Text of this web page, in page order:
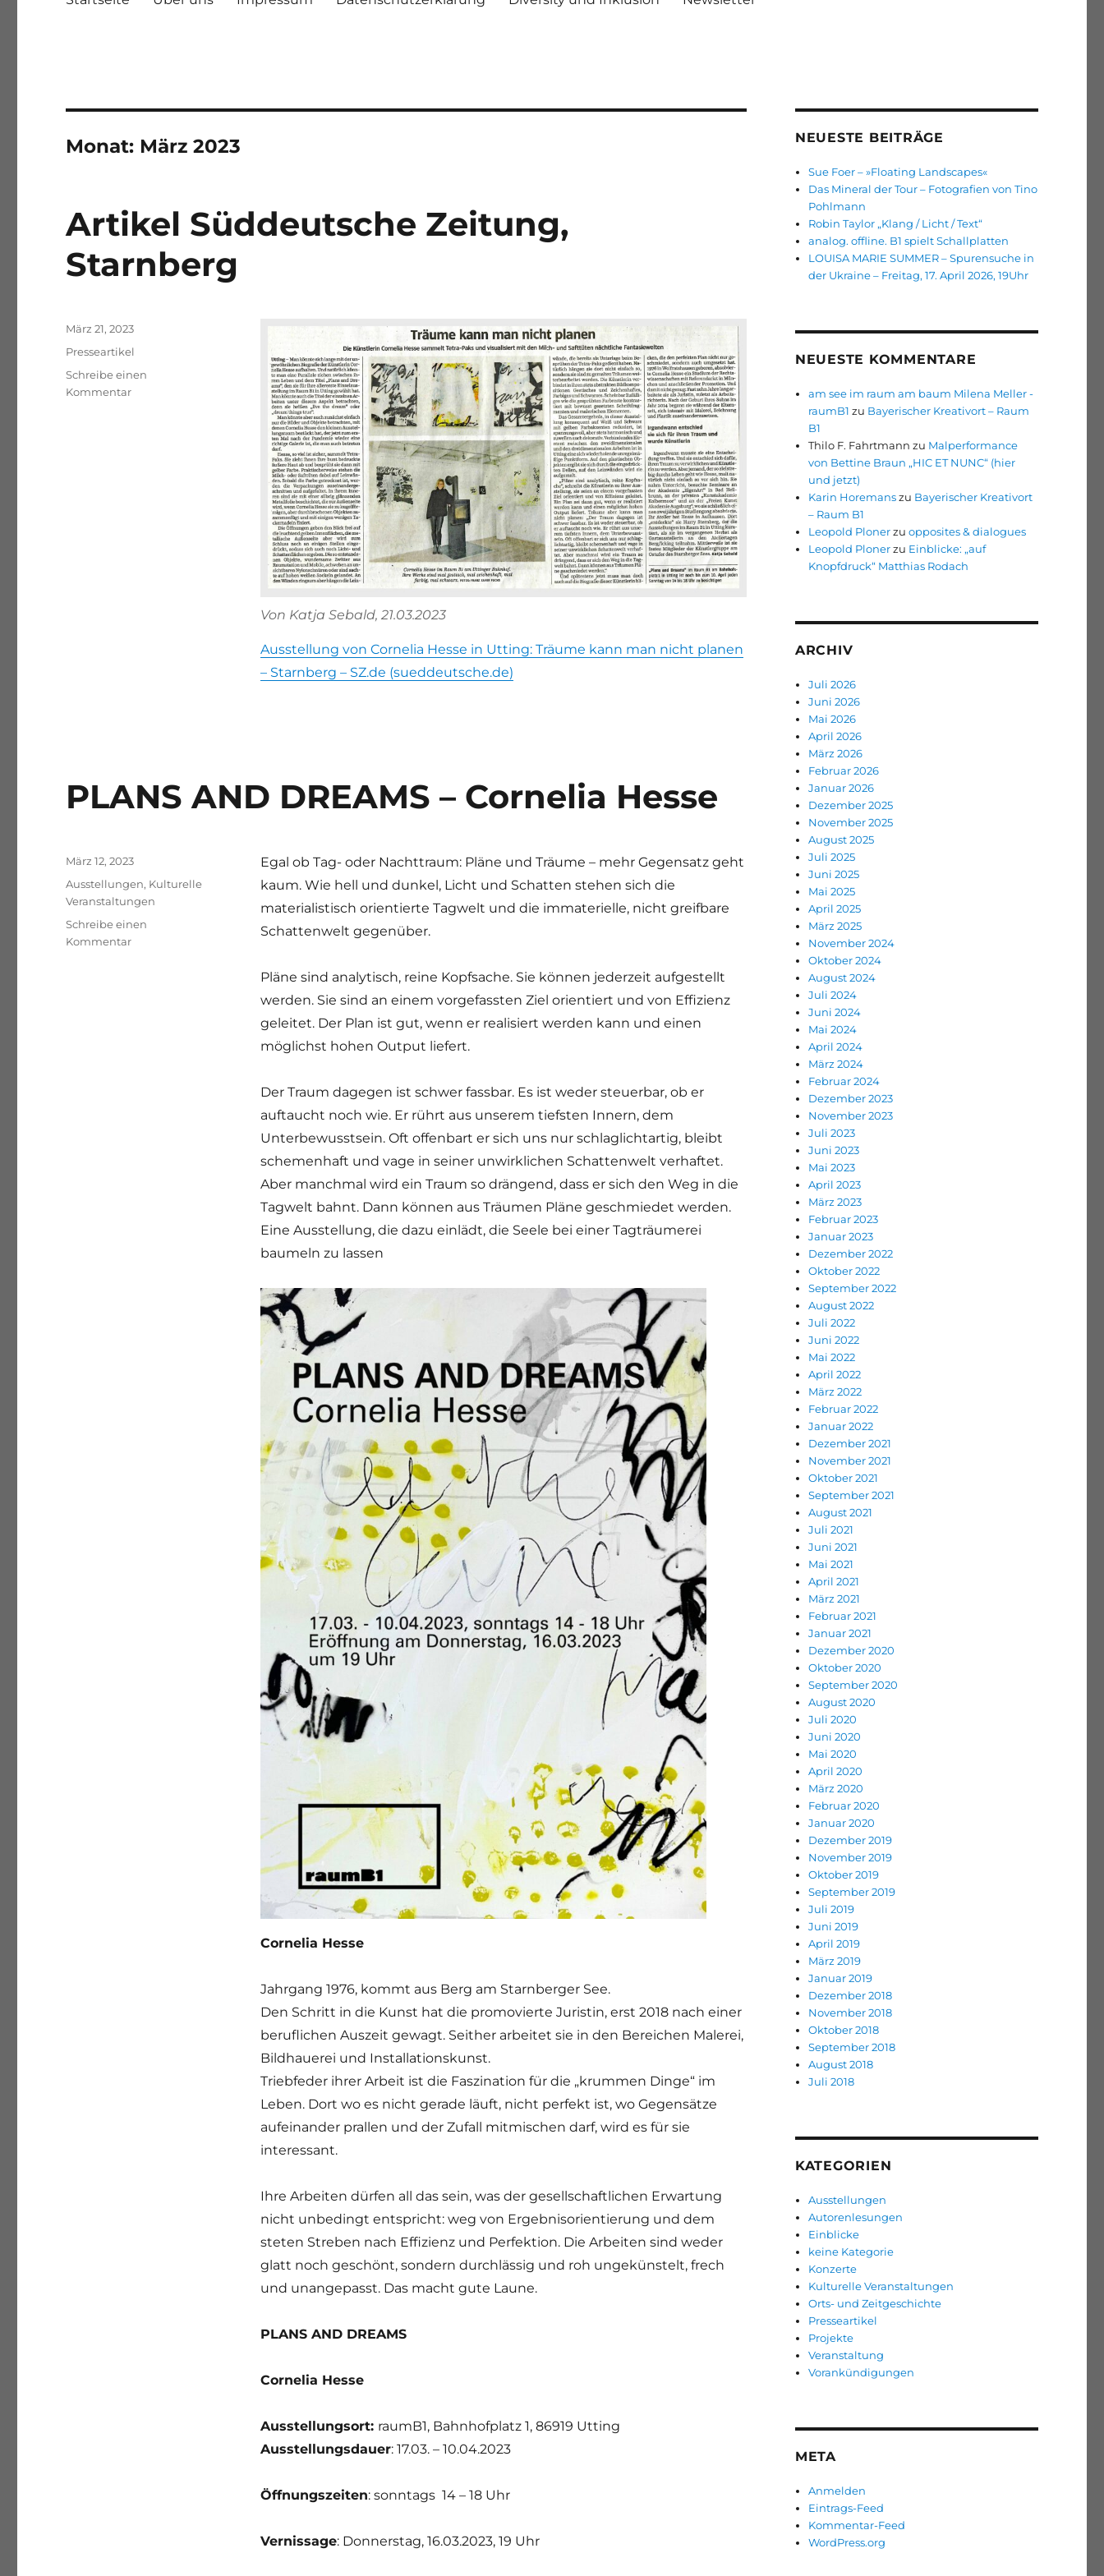
Monat: März 2023
Artikel Süddeutsche Zeitung,
Starnberg
Von Katja Sebald, 21.03.2023
Ausstellung von Cornelia Hesse in Utting: Träume kann man nicht planen
– Starnberg – SZ.de (sueddeutsche.de)
Veröffentlicht
März 21, 2023
Kategorien
Presseartikel
Schreibe einen
Kommentarzu
PLANS AND DREAMS – Cornelia Hesse
Egal ob Tag- oder Nachttraum: Pläne und Träume – mehr Gegensatz geht
kaum. Wie hell und dunkel, Licht und Schatten stehen sich die
materialistisch orientierte Tagwelt und die immaterielle, nicht greifbare
Schattenwelt gegenüber.
Pläne sind analytisch, reine Kopfsache. Sie können jederzeit aufgestellt
werden. Sie sind an einem vorgefassten Ziel orientiert und von Effizienz
geleitet. Der Plan ist gut, wenn er realisiert werden kann und einen
möglichst hohen Output liefert.
Der Traum dagegen ist schwer fassbar. Es ist weder steuerbar, ob er
auftaucht noch wie. Er rührt aus unserem tiefsten Innern, dem
Unterbewusstsein. Oft offenbart er sich uns nur schlaglichtartig, bleibt
schemenhaft und vage in seiner unwirklichen Schattenwelt verhaftet.
Aber manchmal wird ein Traum so drängend, dass er sich den Weg in die
Tagwelt bahnt. Dann können aus Träumen Pläne geschmiedet werden.
Eine Ausstellung, die dazu einlädt, die Seele bei einer Tagträumerei
baumeln zu lassen
Cornelia Hesse
Jahrgang 1976, kommt aus Berg am Starnberger See.
Den Schritt in die Kunst hat die promovierte Juristin, erst 2018 nach einer
beruflichen Auszeit gewagt. Seither arbeitet sie in den Bereichen Malerei,
Bildhauerei und Installationskunst.
Triebfeder ihrer Arbeit ist die Faszination für die „krummen Dinge“ im
Leben. Dort wo es nicht gerade läuft, nicht perfekt ist, wo Gegensätze
aufeinander prallen und der Zufall mitmischen darf, wird es für sie
interessant.
Ihre Arbeiten dürfen all das sein, was der gesellschaftlichen Erwartung
nicht unbedingt entspricht: weg von Ergebnisorientierung und dem
steten Streben nach Effizienz und Perfektion. Die Arbeiten sind weder
glatt noch geschönt, sondern durchlässig und roh ungekünstelt, frech
und unangepasst. Das macht gute Laune.
PLANS AND DREAMS
Cornelia Hesse
Ausstellungsort: raumB1, Bahnhofplatz 1, 86919 Utting
Ausstellungsdauer: 17.03. – 10.04.2023
Öffnungszeiten: sonntags 14 – 18 Uhr
Vernissage: Donnerstag, 16.03.2023, 19 Uhr
Veröffentlicht
März 12, 2023
Kategorien
Ausstellungen, Kulturelle
Veranstaltungen
Schreibe einen
Kommentarzu
NEUESTE BEITRÄGE
Sue Foer – »Floating Landscapes«
Das Mineral der Tour – Fotografien von Tino
Pohlmann
Robin Taylor „Klang / Licht / Text“
analog. offline. B1 spielt Schallplatten
LOUISA MARIE SUMMER – Spurensuche in
der Ukraine – Freitag, 17. April 2026, 19Uhr
NEUESTE KOMMENTARE
am see im raum am baum Milena Meller -
raumB1 zu Bayerischer Kreativort – Raum
B1
Thilo F. Fahrtmann zu Malperformance
von Bettine Braun „HIC ET NUNC“ (hier
und jetzt)
Karin Horemanszu Bayerischer Kreativort
– Raum B1
Leopold Plonerzuopposites & dialogues
Leopold Plonerzu Einblicke: „auf
Knopfdruck“ Matthias Rodach
ARCHIV
Juli 2026
Juni 2026
Mai 2026
April 2026
März 2026
Februar 2026
Januar 2026
Dezember 2025
November 2025
August 2025
Juli 2025
Juni 2025
Mai 2025
April 2025
März 2025
November 2024
Oktober 2024
August 2024
Juli 2024
Juni 2024
Mai 2024
April 2024
März 2024
Februar 2024
Dezember 2023
November 2023
Juli 2023
Juni 2023
Mai 2023
April 2023
März 2023
Februar 2023
Januar 2023
Dezember 2022
Oktober 2022
September 2022
August 2022
Juli 2022
Juni 2022
Mai 2022
April 2022
März 2022
Februar 2022
Januar 2022
Dezember 2021
November 2021
Oktober 2021
September 2021
August 2021
Juli 2021
Juni 2021
Mai 2021
April 2021
März 2021
Februar 2021
Januar 2021
Dezember 2020
Oktober 2020
September 2020
August 2020
Juli 2020
Juni 2020
Mai 2020
April 2020
März 2020
Februar 2020
Januar 2020
Dezember 2019
November 2019
Oktober 2019
September 2019
Juli 2019
Juni 2019
April 2019
März 2019
Januar 2019
Dezember 2018
November 2018
Oktober 2018
September 2018
August 2018
Juli 2018
KATEGORIEN
Ausstellungen
Autorenlesungen
Einblicke
keine Kategorie
Konzerte
Kulturelle Veranstaltungen
Orts- und Zeitgeschichte
Presseartikel
Projekte
Veranstaltung
Vorankündigungen
META
Anmelden
Eintrags-Feed
Kommentar-Feed
WordPress.org